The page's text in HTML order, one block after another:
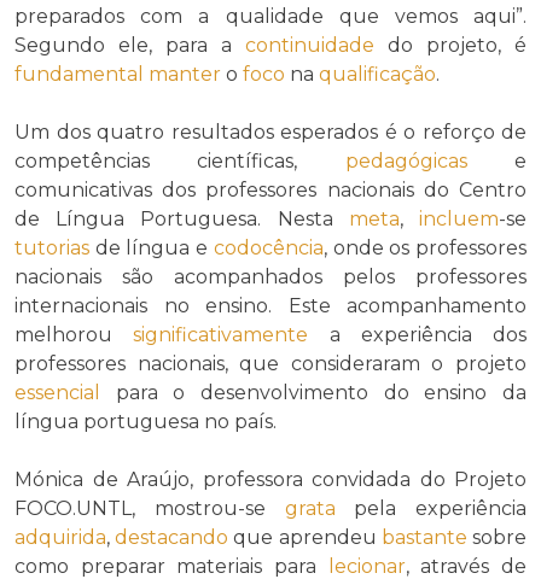
preparados com a qualidade que vemos aqui”.
Segundo ele, para a continuidade do projeto, é
fundamental manter o foco na qualificação.
Um dos quatro resultados esperados é o reforço de
competências científicas, pedagógicase
comunicativas dos professores nacionais do Centro
de Língua Portuguesa. Nesta meta,incluem-se
tutorias de língua e codocência, onde os professores
nacionais são acompanhados pelos professores
internacionais no ensino. Este acompanhamento
melhorousignificativamente a experiência dos
professores nacionais, que consideraram o projeto
essencial
para o desenvolvimento do ensino da
língua portuguesa no país.
Mónica de Araújo, professora convidada do Projeto
FOCO.UNTL, mostrou-se grata pela experiência
adquirida,destacando que aprendeu bastante sobre
como preparar materiais para
lecionar, através de